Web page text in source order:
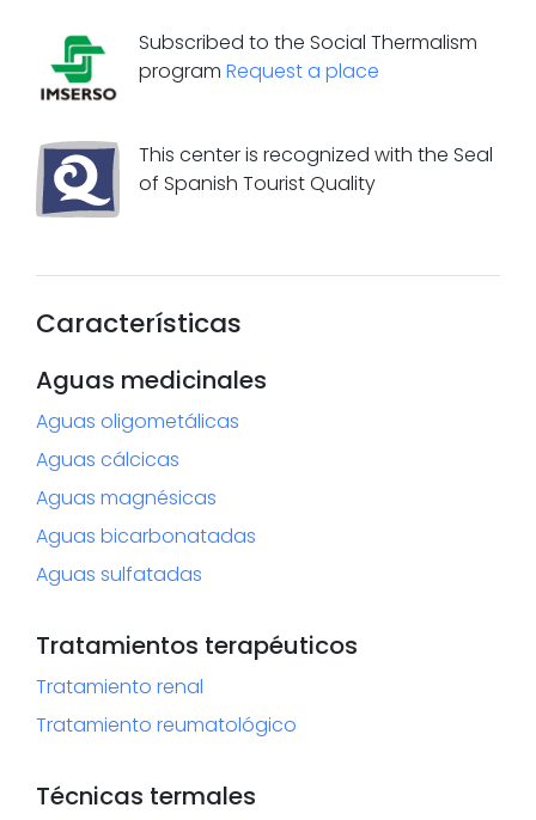
Subscribed to the Social Thermalism
program Request a place
This center is recognized with the Seal
of Spanish Tourist Quality
Características
Aguas medicinales
Aguas oligometálicas
Aguas cálcicas
Aguas magnésicas
Aguas bicarbonatadas
Aguas sulfatadas
Tratamientos terapéuticos
Tratamiento renal
Tratamiento reumatológico
Técnicas termales